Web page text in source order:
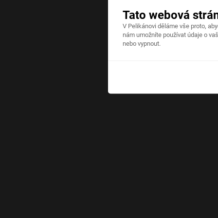
Tato webová
V Pelikánovi děláme vše proto,
nám umožníte používat údaje o
nebo vypnout.